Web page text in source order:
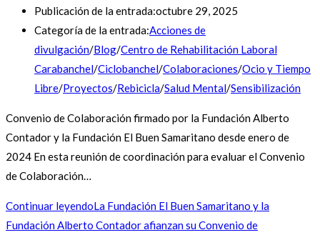
Publicación de la entrada:octubre 29, 2025
Categoría de la entrada:Acciones de
divulgación/Blog/Centro de Rehabilitación Laboral
Carabanchel/Ciclobanchel/Colaboraciones/Ocio y Tiempo
Libre/Proyectos/Rebicicla/Salud Mental/Sensibilización
Convenio de Colaboración firmado por la Fundación Alberto
Contador y la Fundación El Buen Samaritano desde enero de
2024 En esta reunión de coordinación para evaluar el Convenio
de Colaboración…
Continuar leyendoLa Fundación El Buen Samaritano y la
Fundación Alberto Contador afianzan su Convenio de